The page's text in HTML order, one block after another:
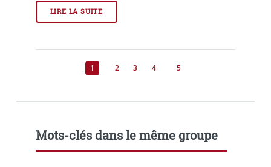
LIRE LA SUITE
1 2 3 4 5
Mots-clés dans le même groupe